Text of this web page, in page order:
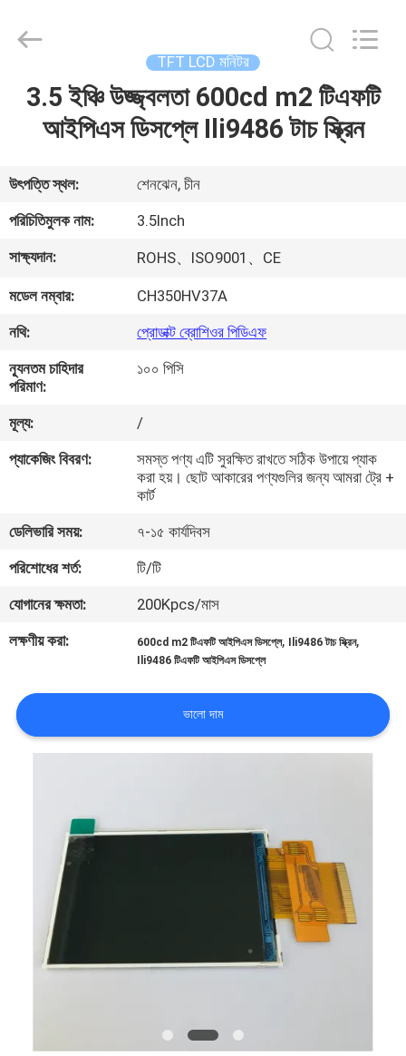
বাড়ি
আমাদের
সম্পর্কে
কারখানা
ভ্রমণ
মান
নিয়ন্ত্রণ
সাথে
করুন
উদ্ধৃতির
আবেদন
সাইট
PRIVACY
POLICY
Optoelectronic
Reserved.
TFT LCD মনিটর
3.5 ইঞ্চি উজ্জ্বলতা 600cd m2 টিএফটি
আইপিএস ডিসপ্লে Ili9486 টাচ স্ক্রিন
উৎপত্তি স্থল:
শেনঝেন, চীন
পরিচিতিমুলক নাম:
3.5Inch
সাক্ষ্যদান:
ROHS、ISO9001、CE
মডেল নম্বার:
CH350HV37A
নথি:
প্রোডাক্ট ব্রোশিওর পিডিএফ
ন্যূনতম চাহিদার
পরিমাণ:
১০০ পিসি
মূল্য:
/
প্যাকেজিং বিবরণ:
সমস্ত পণ্য এটি সুরক্ষিত রাখতে সঠিক উপায়ে প্যাক
করা হয়। ছোট আকারের পণ্যগুলির জন্য আমরা ট্রে +
কার্ট
ডেলিভারি সময়:
৭-১৫ কার্যদিবস
পরিশোধের শর্ত:
টি/টি
যোগানের ক্ষমতা:
200Kpcs/মাস
লক্ষণীয় করা:
600cd m2 টিএফটি আইপিএস ডিসপ্লে, Ili9486 টাচ স্ক্রিন,
Ili9486 টিএফটি আইপিএস ডিসপ্লে
ভালো দাম